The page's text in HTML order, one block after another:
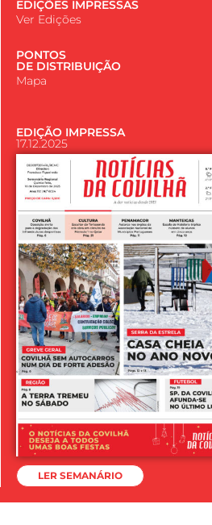
EDIÇÕES IMPRESSAS
Ver Edições
PONTOS
DE DISTRIBUIÇÃO
Mapa
EDIÇÃO IMPRESSA
17.12.2025
LER SEMANÁRIO